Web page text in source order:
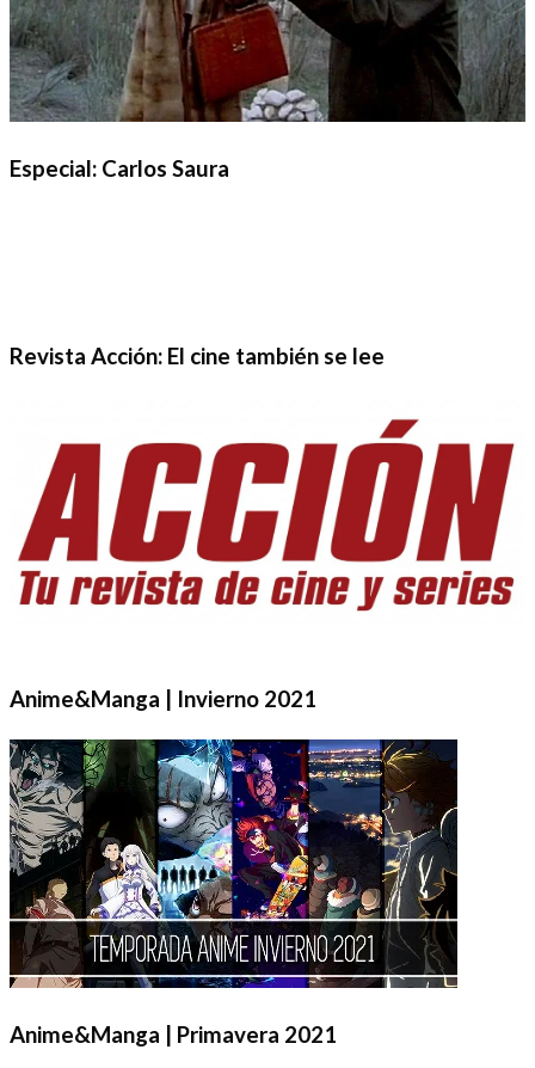
Especial: Carlos Saura
Revista Acción: El cine también se lee
Anime&Manga | Invierno 2021
Anime&Manga | Primavera 2021